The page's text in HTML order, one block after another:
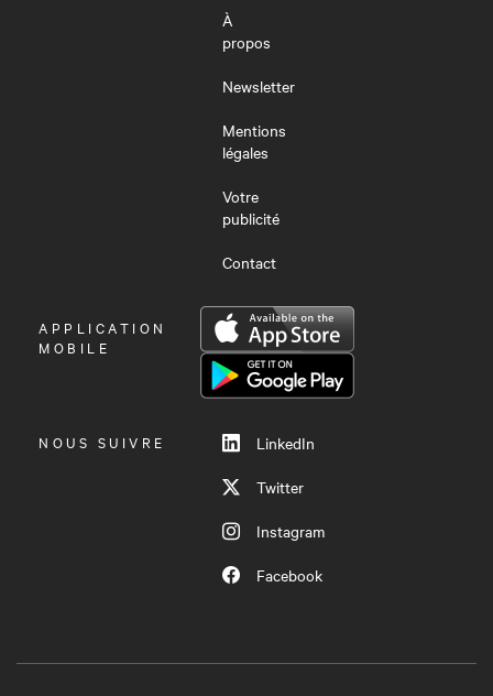
À
propos
Newsletter
Mentions
légales
Votre
publicité
Contact
OUVRIR
LE
APPLICATION
MOBILE
NOUS SUIVRE
LinkedIn
Twitter
Instagram
Facebook